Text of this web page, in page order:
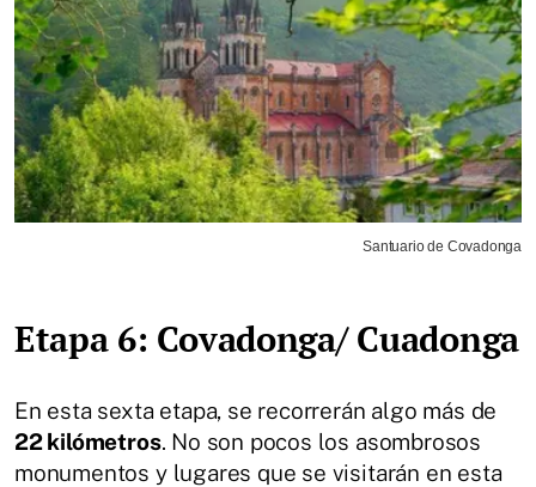
Santuario de Covadonga
Etapa 6: Covadonga/ Cuadonga
En esta sexta etapa, se recorrerán algo más de
22 kilómetros. No son pocos los asombrosos
monumentos y lugares que se visitarán en esta